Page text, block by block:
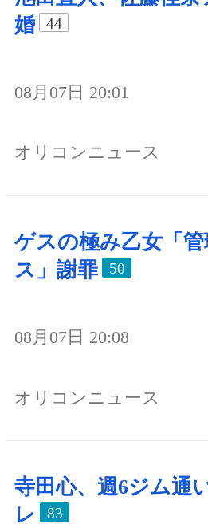
婚
44
08月07日 20:01
オリコンニュース
ゲスの極み乙女「管
ス」謝罪
50
08月07日 20:08
オリコンニュース
寺田心、週6ジム通
レ
83